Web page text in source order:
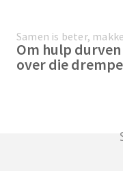
Samen is beter,
Om hulp
over die